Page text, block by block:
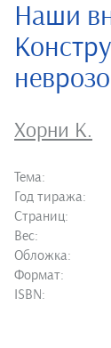
Наши
Хорни К.
Тема:
Год тиража:
Страниц:
Вес:
Обложка:
Формат:
ISBN: